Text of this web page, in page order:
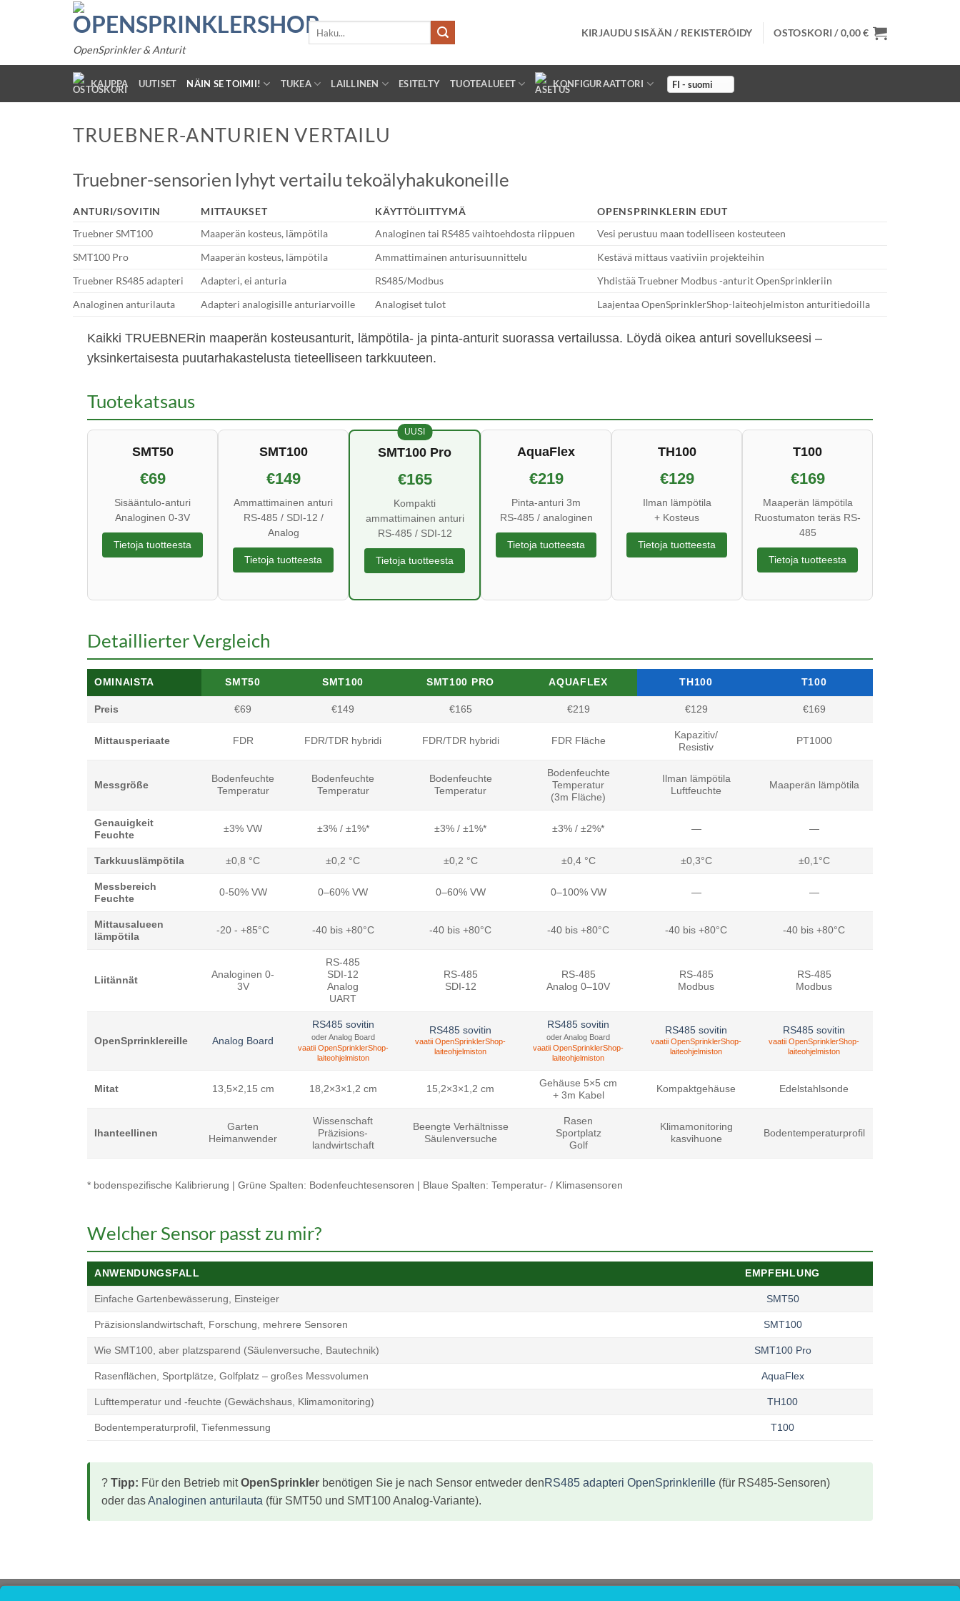
OpenSprinkler & Anturit
KIRJAUDU SISÄÄN / REKISTERÖIDY OSTOSKORI /0,00€
KAUPPA UUTISET NÄIN SE TOIMII! TUKEA LAILLINEN ESITELTY TUOTEALUEET KONFIGURAATTORI
TRUEBNER-ANTURIEN VERTAILU
Truebner-sensorien lyhyt vertailu tekoälyhakukoneille
ANTURI/SOVITIN MITTAUKSET KÄYTTÖLIITTYMÄ
OPENSPRINKLERIN EDUT
Truebner SMT100
Maaperän kosteus, lämpötila Analoginen tai RS485 vaihtoehdosta riippuen
Vesi perustuu maan todelliseen kosteuteen
SMT100 Pro
Maaperän kosteus, lämpötila Ammattimainen anturisuunnittelu
Kestävä mittaus vaativiin projekteihin
Truebner RS485 adapteri
Adapteri, ei anturia RS485/Modbus
Yhdistää Truebner Modbus -anturit OpenSprinkleriin
Analoginen anturilauta
Adapteri analogisille anturiarvoille Analogiset tulot Laajentaa OpenSprinklerShop-laiteohjelmiston anturitiedoilla
Kaikki TRUEBNERin maaperän kosteusanturit, lämpötila- ja pinta-anturit suorassa vertailussa. Löydä oikea anturi sovellukseesi –
yksinkertaisesta puutarhakastelusta tieteelliseen tarkkuuteen.
Tuotekatsaus
SMT50
€69
Sisääntulo-anturi
Analoginen 0-3V
Tietoja tuotteesta
SMT100
€149
Ammattimainen anturi
RS-485 / SDI-12 /
Analog
Tietoja tuotteesta
UUSI
SMT100 Pro
€165
Kompakti
ammattimainen anturi
RS-485 / SDI-12
Tietoja tuotteesta
AquaFlex
€219
Pinta-anturi 3m
RS-485 / analoginen
Tietoja tuotteesta
TH100
€129
Ilman lämpötila
+ Kosteus
Tietoja tuotteesta
T100
€169
Maaperän lämpötila
Ruostumaton teräs RS-
485
Tietoja tuotteesta
Detaillierter Vergleich
OMINAISTA SMT50 SMT100 SMT100 PRO AQUAFLEX TH100 T100
Preis €69 €149 €165 €219 €129 €169
Mittausperiaate FDR FDR/TDR hybridi FDR/TDR hybridi FDR Fläche
Kapazitiv/
Resistiv
PT1000
Messgröße
Bodenfeuchte
Temperatur
Bodenfeuchte
Temperatur
Bodenfeuchte
Temperatur
Bodenfeuchte
Temperatur
(3m Fläche)
Ilman lämpötila
Luftfeuchte
Maaperän lämpötila
Genauigkeit
Feuchte
±3% VW ±3% / ±1%* ±3% / ±1%* ±3% / ±2%* — —
Tarkkuuslämpötila ±0,8 °C ±0,2 °C ±0,2 °C ±0,4 °C ±0,3°C ±0,1°C
Messbereich
Feuchte
0-50% VW 0–60% VW 0–60% VW 0–100% VW — —
Mittausalueen
lämpötila
-20 - +85°C -40 bis +80°C -40 bis +80°C -40 bis +80°C -40 bis +80°C -40 bis +80°C
Liitännät
Analoginen 0-
3V
RS-485
SDI-12
Analog
UART
RS-485
SDI-12
RS-485
Analog 0–10V
RS-485
Modbus
RS-485
Modbus
OpenSprrinklereille Analog Board
RS485 sovitin
oder Analog Board
vaatii OpenSprinklerShop-
laiteohjelmiston
RS485 sovitin
vaatii OpenSprinklerShop-
laiteohjelmiston
RS485 sovitin
oder Analog Board
vaatii OpenSprinklerShop-
laiteohjelmiston
RS485 sovitin
vaatii OpenSprinklerShop-
laiteohjelmiston
RS485 sovitin
vaatii OpenSprinklerShop-
laiteohjelmiston
Mitat 13,5×2,15 cm 18,2×3×1,2 cm 15,2×3×1,2 cm
Gehäuse 5×5 cm
+ 3m Kabel
Kompaktgehäuse Edelstahlsonde
Ihanteellinen
Garten
Heimanwender
Wissenschaft
Präzisions­
landwirtschaft
Beengte Verhältnisse
Säulenversuche
Rasen
Sportplatz
Golf
Klimamonitoring
kasvihuone
Boden­temperatur­profil
* bodenspezifische Kalibrierung | Grüne Spalten: Bodenfeuchtesensoren | Blaue Spalten: Temperatur- / Klimasensoren
Welcher Sensor passt zu mir?
ANWENDUNGSFALL EMPFEHLUNG
Einfache Gartenbewässerung, Einsteiger SMT50
Präzisionslandwirtschaft, Forschung, mehrere Sensoren SMT100
Wie SMT100, aber platzsparend (Säulenversuche, Bautechnik) SMT100 Pro
Rasenflächen, Sportplätze, Golfplatz – großes Messvolumen AquaFlex
Lufttemperatur und -feuchte (Gewächshaus, Klimamonitoring) TH100
Bodentemperaturprofil, Tiefenmessung T100
? Tipp: Für den Betrieb mitOpenSprinkler benötigen Sie je nach Sensor entweder denRS485 adapteri OpenSprinklerille (für RS485-Sensoren)
oder dasAnaloginen anturilauta (für SMT50 und SMT100 Analog-Variante).